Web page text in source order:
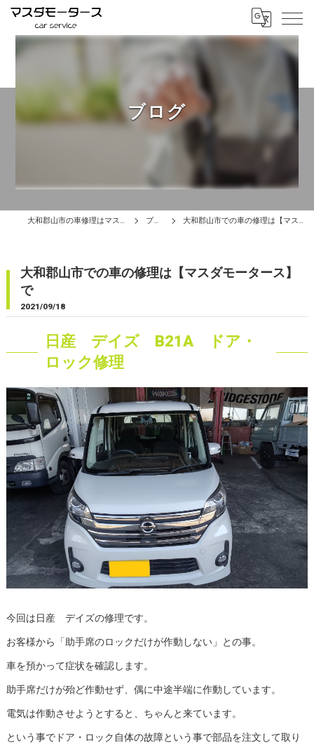
ブログ
大和郡山市の車修理はマスダモータース ブログ 大和郡山市での車の修理は【マスダモータース】で
大和郡山市での車の修理は【マスダモータース】
で
2021/09/18
日産 デイズ B21A ドア・
ロック修理
今回は日産 デイズの修理です。
お客様から「助手席のロックだけが作動しない」との事。
車を預かって症状を確認します。
助手席だけが殆ど作動せず、偶に中途半端に作動しています。
電気は作動させようとすると、ちゃんと来ています。
という事でドア・ロック自体の故障という事で部品を注文して取り